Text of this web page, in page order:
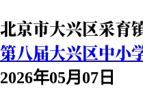
北京市大兴区采育
第八届大兴区中小
2026年05月07日